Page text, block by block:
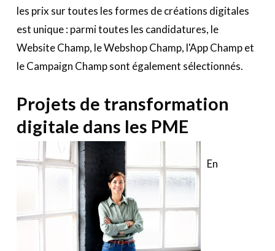
les prix sur toutes les formes de créations digitales
est unique : parmi toutes les candidatures, le
Website Champ, le Webshop Champ, l'App Champ et
le Campaign Champ sont également sélectionnés.
Projets de transformation
digitale dans les PME
En